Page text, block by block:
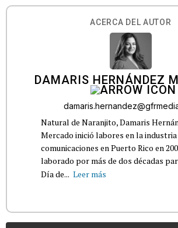
ACERCA DEL AUTOR
DAMARIS HERNÁNDEZ
Natural de Naranjito, Damaris
Mercado inició labores en la industria
comunicaciones en Puerto Rico en
laborado por más de dos décadas
Día de... Leer más